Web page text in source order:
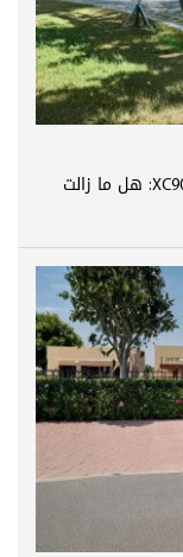
تجربة فولفو XC90 B5 Ultra Black Edition 2026: هل ما زالت